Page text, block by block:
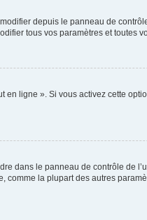
depuis le panneau de
tous vos paramètres et toutes
en ligne ». Si vous activez cette
dans le panneau de contrôle de
la plupart des autres